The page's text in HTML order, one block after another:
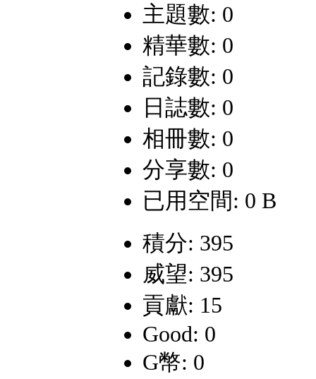
主題數: 0
精華數: 0
記錄數: 0
日誌數: 0
相冊數: 0
分享數: 0
已用空間: 0 B
積分: 395
威望: 395
貢獻: 15
Good: 0
G幣: 0